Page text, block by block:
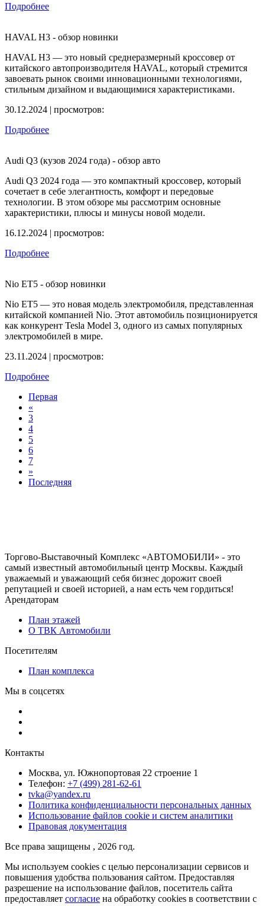
Подробнее
HAVAL H3 - обзор новинки
HAVAL H3 — это новый среднеразмерный кроссовер от
китайского автопроизводителя HAVAL, который стремится
завоевать рынок своими инновационными технологиями,
стильным дизайном и выдающимися характеристиками.
30.12.2024 | просмотров:
Подробнее
Audi Q3 (кузов 2024 года) - обзор авто
Audi Q3 2024 года — это компактный кроссовер, который
сочетает в себе элегантность, комфорт и передовые
технологии. В этом обзоре мы рассмотрим основные
характеристики, плюсы и минусы новой модели.
16.12.2024 | просмотров:
Подробнее
Nio ET5 - обзор новинки
Nio ET5 — это новая модель электромобиля, представленная
китайской компанией Nio. Этот автомобиль позиционируется
как конкурент Tesla Model 3, одного из самых популярных
электромобилей в мире.
23.11.2024 | просмотров:
Подробнее
Первая
«
3
4
5
6
7
»
Последняя
Торгово-Выставочный Комплекс «АВТОМОБИЛИ» - это
самый известный автомобильный центр Москвы. Каждый
уважаемый и уважающий себя бизнес дорожит своей
репутацией и своей историей, а нам есть чем гордиться!
Арендаторам
План этажей
О ТВК Автомобили
Посетителям
План комплекса
Мы в соцсетях
Контакты
Москва, ул. Южнопортовая 22 строение 1
Телефон: +7 (499) 281-62-61
tvka@yandex.ru
Политика конфиденциальности персональных данных
Использование файлов cookie и систем аналитики
Правовая документация
Все права защищены , 2026 год.
Мы используем cookies с целью персонализации сервисов и
повышения удобства пользования сайтом. Предоставляя
разрешение на использование файлов, посетитель сайта
предоставляет согласие на обработку cookies в соответствии с